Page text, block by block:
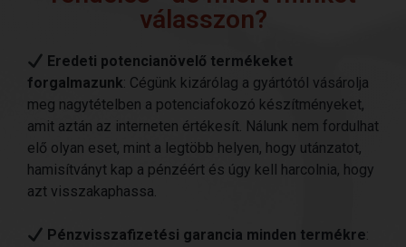
válasszon?
Eredeti potencianövelő termékeket
forgalmazunk: Cégünk kizárólag a gyártótól vásárolja
meg nagytételben a potenciafokozó készítményeket,
amit aztán az interneten értékesít. Nálunk nem fordulhat
elő olyan eset, mint a legtöbb helyen, hogy utánzatot,
hamisítványt kap a pénzéért és úgy kell harcolnia, hogy
azt visszakaphassa.
Pénzvisszafizetési garancia minden termékre: